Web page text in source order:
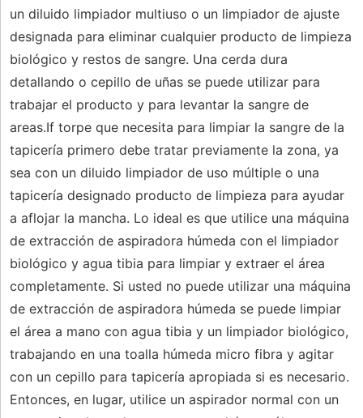
un diluido limpiador multiuso o un limpiador de ajuste
designada para eliminar cualquier producto de limpieza
biológico y restos de sangre. Una cerda dura
detallando o cepillo de uñas se puede utilizar para
trabajar el producto y para levantar la sangre de
areas.If torpe que necesita para limpiar la sangre de la
tapicería primero debe tratar previamente la zona, ya
sea con un diluido limpiador de uso múltiple o una
tapicería designado producto de limpieza para ayudar
a aflojar la mancha. Lo ideal es que utilice una máquina
de extracción de aspiradora húmeda con el limpiador
biológico y agua tibia para limpiar y extraer el área
completamente. Si usted no puede utilizar una máquina
de extracción de aspiradora húmeda se puede limpiar
el área a mano con agua tibia y un limpiador biológico,
trabajando en una toalla húmeda micro fibra y agitar
con un cepillo para tapicería apropiada si es necesario.
Entonces, en lugar, utilice un aspirador normal con un